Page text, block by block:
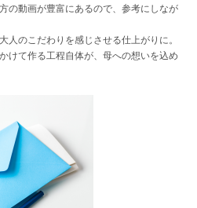
の動画が豊富にあるので、参考にしなが
人のこだわりを感じさせる仕上がりに。
けて作る工程自体が、母への想いを込め